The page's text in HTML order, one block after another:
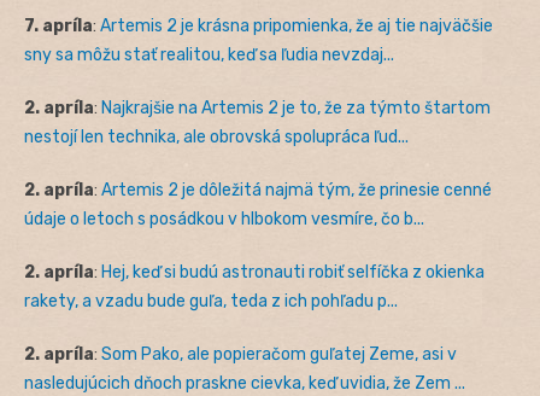
7. apríla: Artemis 2 je krásna pripomienka, že aj tie najväčšie
sny sa môžu stať realitou, keď sa ľudia nevzdaj...
2. apríla: Najkrajšie na Artemis 2 je to, že za týmto štartom
nestojí len technika, ale obrovská spolupráca ľud...
2. apríla: Artemis 2 je dôležitá najmä tým, že prinesie cenné
údaje o letoch s posádkou v hlbokom vesmíre, čo b...
2. apríla: Hej, keď si budú astronauti robiť selfíčka z okienka
rakety, a vzadu bude guľa, teda z ich pohľadu p...
2. apríla: Som Pako, ale popieračom guľatej Zeme, asi v
nasledujúcich dňoch praskne cievka, keď uvidia, že Zem ...